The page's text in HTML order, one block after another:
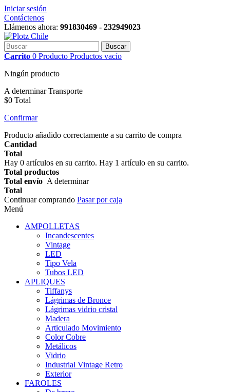
Iniciar sesión
Contáctenos
Llámenos ahora: 991830469 - 232949023
Buscar
Carrito 0 Producto Productos vacío
Ningún producto
A determinarTransporte
$0 Total
Confirmar
Producto añadido correctamente a su carrito de compra
Cantidad
Total
Hay 0 artículos en su carrito. Hay 1 artículo en su carrito.
Total productos
Total envío A determinar
Total
Continuar comprando Pasar por caja
Menú
AMPOLLETAS
Incandescentes
Vintage
LED
Tipo Vela
Tubos LED
APLIQUES
Tiffanys
Lágrimas de Bronce
Lágrimas vidrio cristal
Madera
Articulado Movimiento
Color Cobre
Metálicos
Vidrio
Industrial Vintage Retro
Exterior
FAROLES